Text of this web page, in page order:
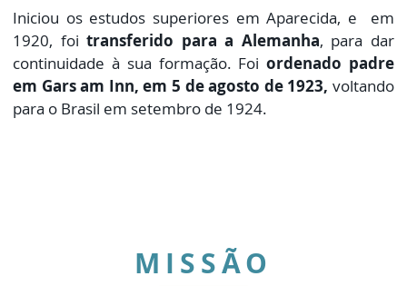
Iniciou os estudos superiores em Aparecida, e em
1920, foi transferido para a Alemanha, para dar
continuidade à sua formação. Foiordenado padre
em Gars am Inn, em 5 de agosto de 1923, voltando
para o Brasil em setembro de 1924.
MISSÃO